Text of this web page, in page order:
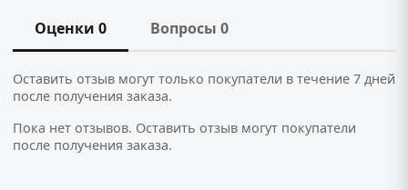
Оценки 0 Вопросы 0
Оставить отзыв могут только покупатели в течение 7 дней
после получения заказа.
Пока нет отзывов. Оставить отзыв могут покупатели
после получения заказа.